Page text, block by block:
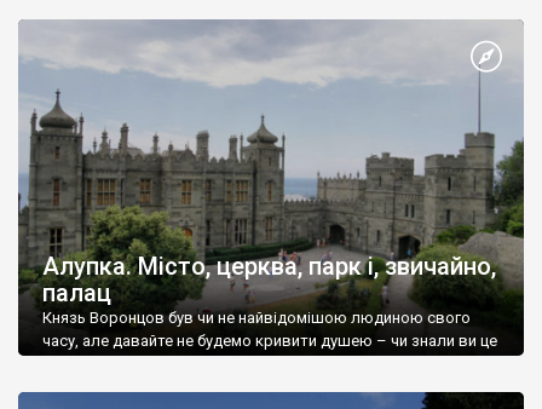
Алупка. Місто, церква, парк і, звичайно,
палац
Князь Воронцов був чи не найвідомішою людиною свого
часу, але давайте не будемо кривити душею – чи знали ви це